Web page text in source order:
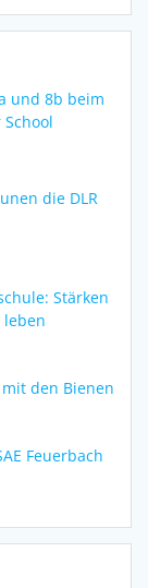
und 8b beim
die DLR
Stärken
den Bienen
Feuerbach